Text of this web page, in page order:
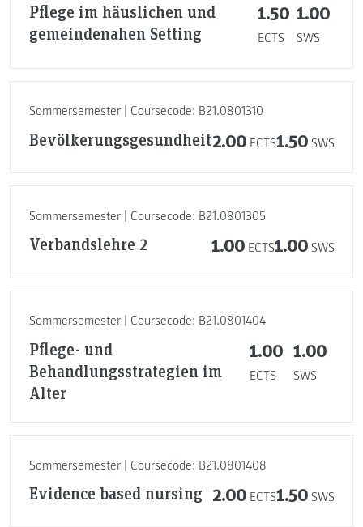
Pflege im häuslichen und
gemeindenahen Setting
1.50
ECTS
1.00
SWS
Sommersemester | Coursecode: B21.0801310
Bevölkerungsgesundheit2.00 ECTS1.50 SWS
Sommersemester | Coursecode: B21.0801305
Verbandslehre 2 1.00 ECTS1.00 SWS
Sommersemester | Coursecode: B21.0801404
Pflege- und
Behandlungsstrategien im
Alter
1.00
ECTS
1.00
SWS
Sommersemester | Coursecode: B21.0801408
Evidence based nursing 2.00 ECTS1.50 SWS